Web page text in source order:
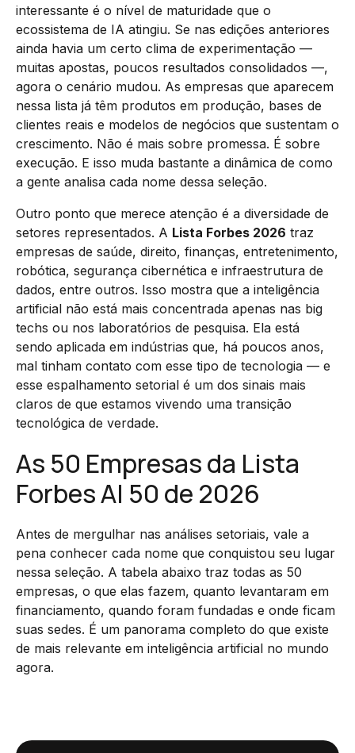
interessante é o nível de maturidade que o
ecossistema de IA atingiu. Se nas edições anteriores
ainda havia um certo clima de experimentação —
muitas apostas, poucos resultados consolidados —,
agora o cenário mudou. As empresas que aparecem
nessa lista já têm produtos em produção, bases de
clientes reais e modelos de negócios que sustentam o
crescimento. Não é mais sobre promessa. É sobre
execução. E isso muda bastante a dinâmica de como
a gente analisa cada nome dessa seleção.
Outro ponto que merece atenção é a diversidade de
setores representados. A Lista Forbes 2026 traz
empresas de saúde, direito, finanças, entretenimento,
robótica, segurança cibernética e infraestrutura de
dados, entre outros. Isso mostra que a inteligência
artificial não está mais concentrada apenas nas big
techs ou nos laboratórios de pesquisa. Ela está
sendo aplicada em indústrias que, há poucos anos,
mal tinham contato com esse tipo de tecnologia — e
esse espalhamento setorial é um dos sinais mais
claros de que estamos vivendo uma transição
tecnológica de verdade.
As 50 Empresas da Lista
Forbes AI 50 de 2026
Antes de mergulhar nas análises setoriais, vale a
pena conhecer cada nome que conquistou seu lugar
nessa seleção. A tabela abaixo traz todas as 50
empresas, o que elas fazem, quanto levantaram em
financiamento, quando foram fundadas e onde ficam
suas sedes. É um panorama completo do que existe
de mais relevante em inteligência artificial no mundo
agora.